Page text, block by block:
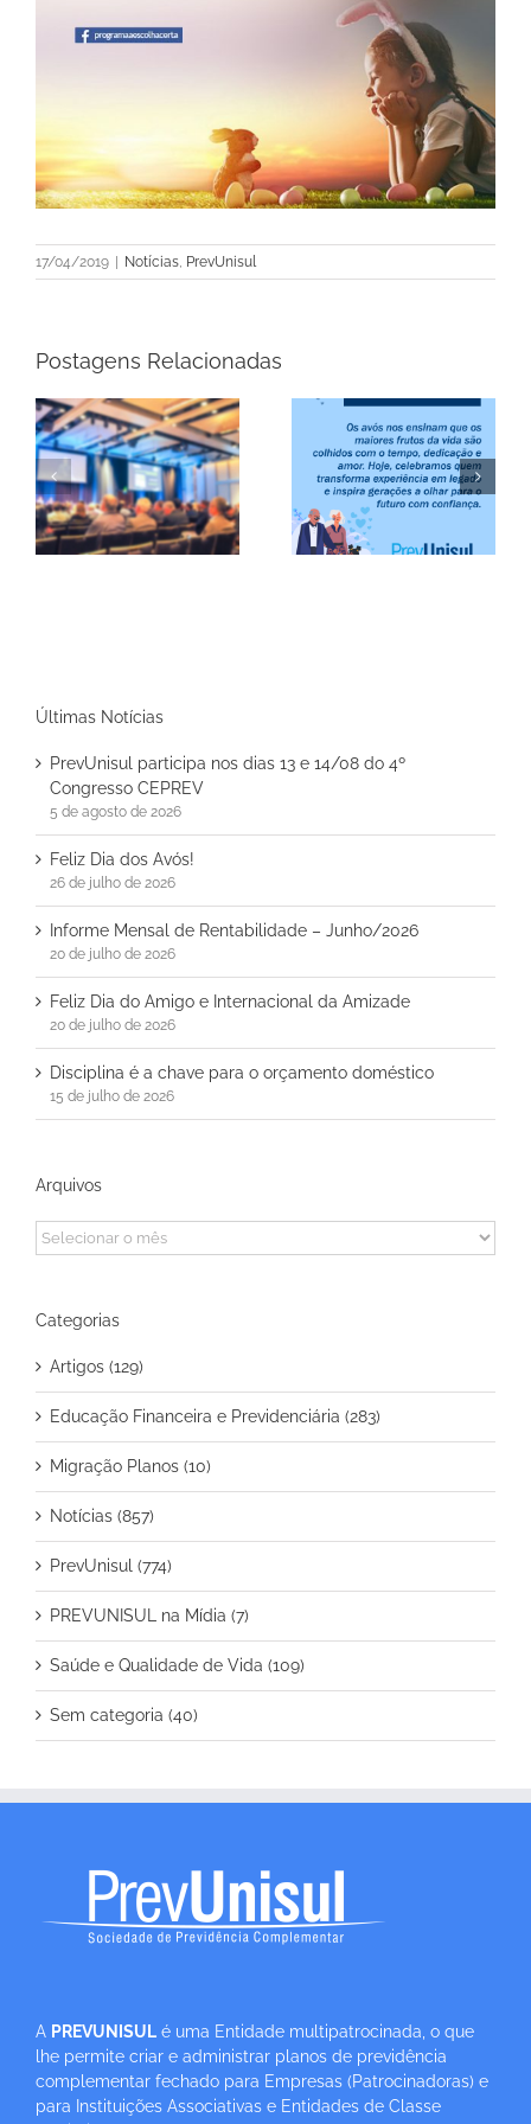
17/04/2019 Notícias, PrevUnisul
Postagens Relacionadas
Feliz Dia dos Avós!
Informe Mensal de
Rentabilidade –
Últimas Notícias
PrevUnisul participa nos dias 13 e 14/08 do 4º
Congresso CEPREV
5 de agosto de 2026
Feliz Dia dos Avós!
26 de julho de 2026
Informe Mensal de Rentabilidade – Junho/2026
20 de julho de 2026
Feliz Dia do Amigo e Internacional da Amizade
20 de julho de 2026
Disciplina é a chave para o orçamento doméstico
15 de julho de 2026
Arquivos
Arquivos
Categorias
Artigos (129)
Educação Financeira e Previdenciária (283)
Migração Planos (10)
Notícias (857)
PrevUnisul (774)
PREVUNISUL na Mídia (7)
Saúde e Qualidade de Vida (109)
Sem categoria (40)
A PREVUNISUL é uma Entidade multipatrocinada, o que
lhe permite criar e administrar planos de previdência
complementar fechado para Empresas (Patrocinadoras) e
para Instituições Associativas e Entidades de Classe